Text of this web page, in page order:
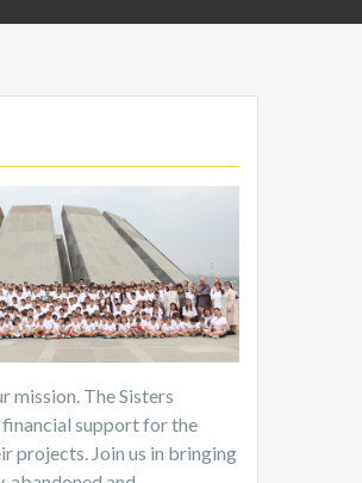
mission. The Sisters
support for the
projects. Join us in bringing